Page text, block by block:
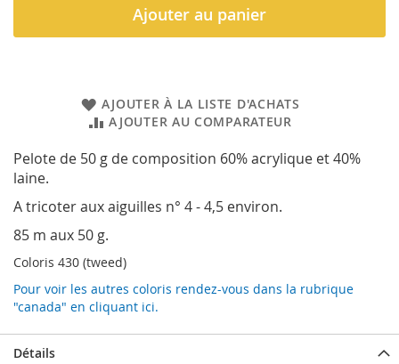
Ajouter au panier
AJOUTER À LA LISTE D'ACHATS
AJOUTER AU COMPARATEUR
Pelote de 50 g de composition 60% acrylique et 40%
laine.
A tricoter aux aiguilles n° 4 - 4,5 environ.
85 m aux 50 g.
Coloris 430 (tweed)
Pour voir les autres coloris rendez-vous dans la rubrique
"canada" en cliquant ici.
Détails